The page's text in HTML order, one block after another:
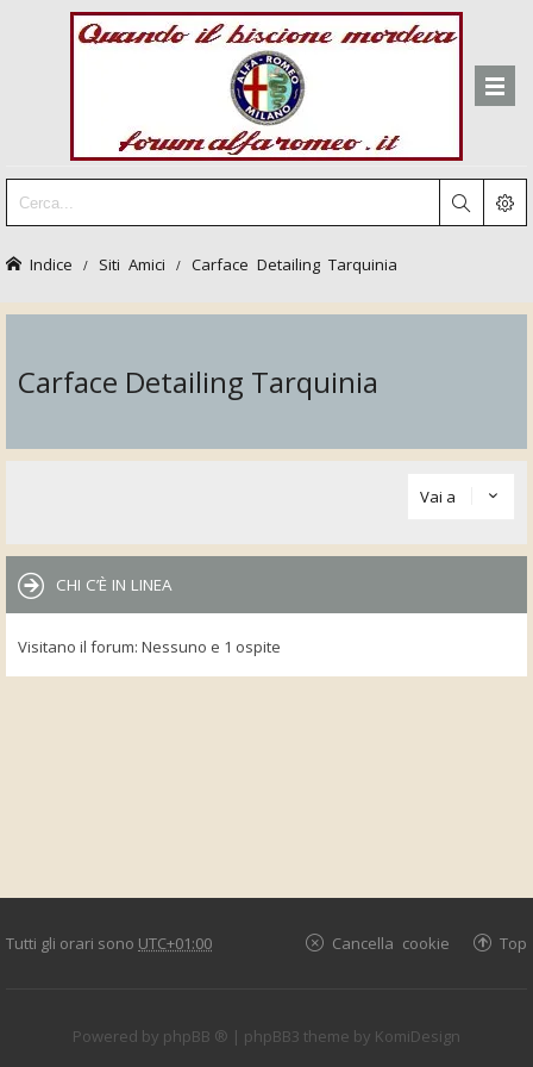
Indice Siti Amici Carface Detailing Tarquinia
Carface Detailing Tarquinia
Vai a
CHI C’È IN LINEA
Visitano il forum: Nessuno e 1 ospite
Tutti gli orari sono UTC+01:00 Top
Cancella cookie
Powered by phpBB ® | phpBB3 theme by KomiDesign